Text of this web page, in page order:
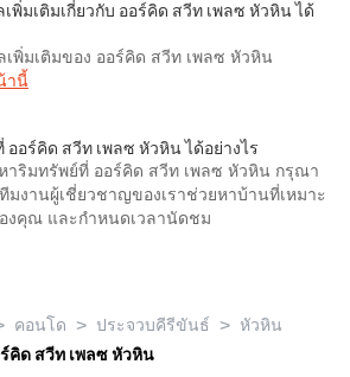
มเติมเกี่ยวกับ ออร์คิด สวีท เพลซ หัวหิน ได้
พิ่มเติมของ ออร์คิด สวีท เพลซ หัวหิน
านี้
อร์คิด สวีท เพลซ หัวหิน ได้อย่างไร
าริมทรัพย์ที่ ออร์คิด สวีท เพลซ หัวหิน กรุณา
มงานผู้เชี่ยวชาญของเราช่วยหาบ้านที่เหมาะ
งคุณ และกำหนดเวลานัดชม
คอนโด > ประจวบคีรีขันธ์ > หัวหิน
คิด สวีท เพลซ หัวหิน